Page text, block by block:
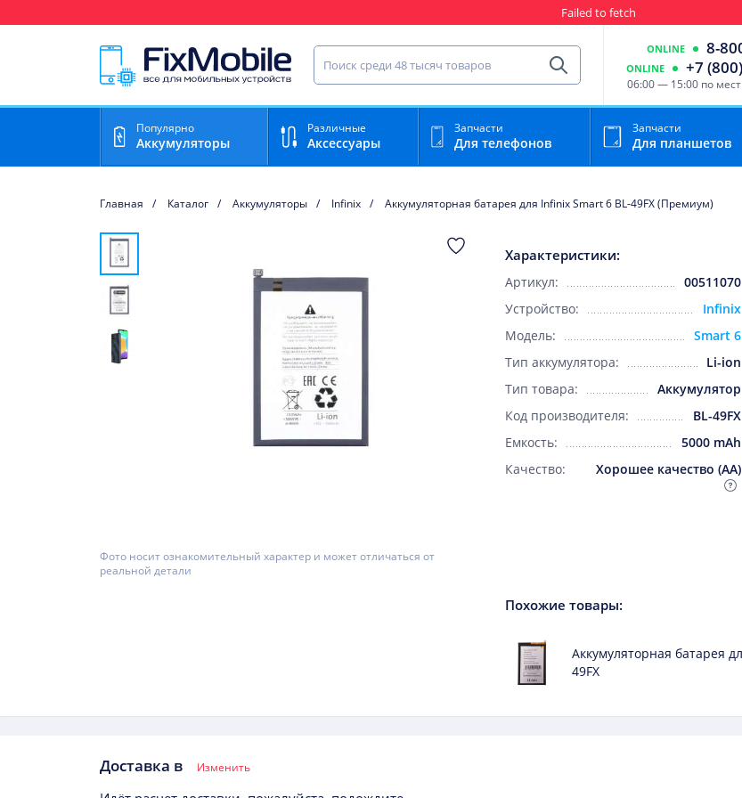
Failed to fetch
Найти запчасть для мобильного устройства
Найти
8-
ONLINE
+7
ONLINE
06:00 — 15:00 по
Популярно
Аккумуляторы
Различные
Аксессуары
Запчасти
Для телефонов
Запчасти
Для планшетов
Главная Каталог Аккумуляторы Infinix Аккумуляторная батарея для Infinix Smart 6 BL-49FX (Премиум)
Фото носит ознакомительный характер и может отличаться от
реальной детали
Характеристики:
Артикул:
00511070
Устройство:
Infinix
Модель:
Smart 6
Тип аккумулятора:
Li-ion
Тип товара:
Аккумулятор
Код производителя:
BL-49FX
Емкость:
5000 mAh
Качество:
Хорошее качество (AA)
Похожие товары:
Аккумуляторная батарея
49FX
Доставка в Изменить